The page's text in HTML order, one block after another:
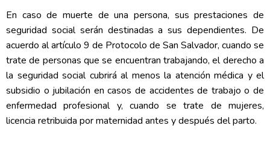
En caso de muerte de una persona, sus prestaciones de
seguridad social serán destinadas a sus dependientes. De
acuerdo al artículo 9 de Protocolo de San Salvador, cuando se
trate de personas que se encuentran trabajando, el derecho a
la seguridad social cubrirá al menos la atención médica y el
subsidio o jubilación en casos de accidentes de trabajo o de
enfermedad profesional y, cuando se trate de mujeres,
licencia retribuida por maternidad antes y después del parto.